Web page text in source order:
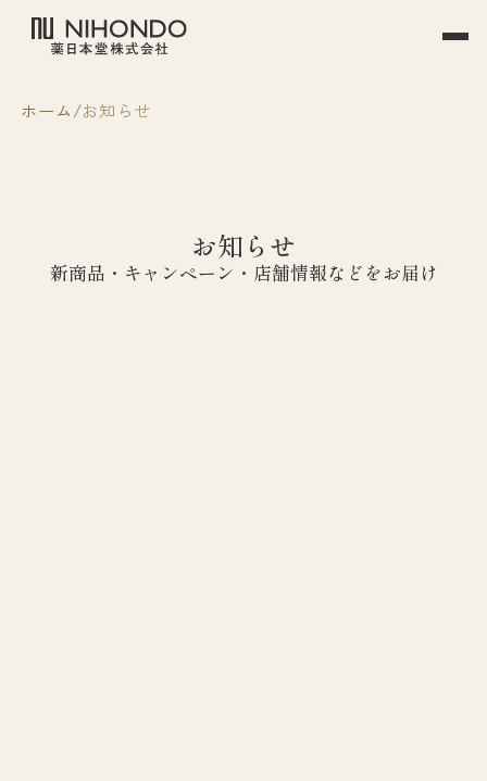
ホーム お知らせ
お知らせ
新商品・キャンペーン・店舗情報などをお届け